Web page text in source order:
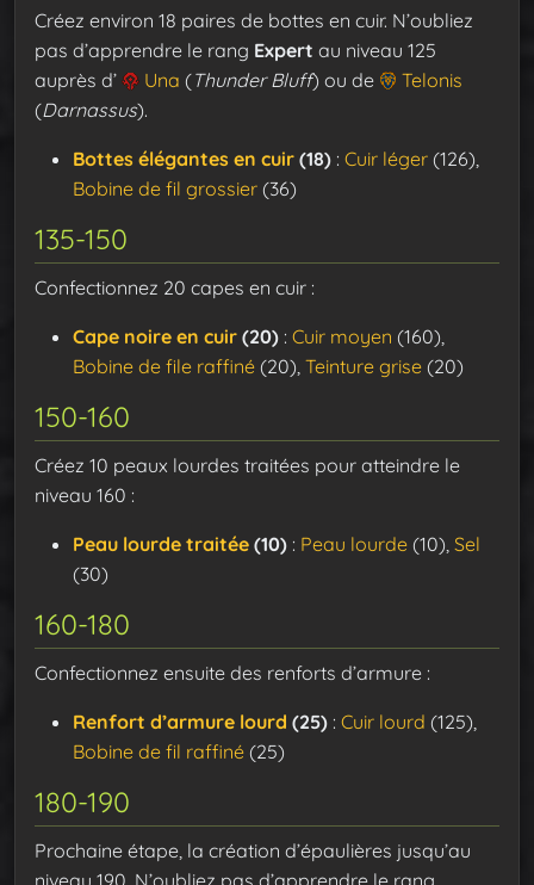
Créez environ 18 paires de bottes en cuir. N’oubliez
pas d’apprendre le rang Expert au niveau 125
auprès d’
Una (Thunder Bluff) ou de
Telonis
(Darnassus).
Bottes élégantes en cuir (18) : Cuir léger (126),
Bobine de fil grossier (36)
135-150
Confectionnez 20 capes en cuir :
Cape noire en cuir (20) : Cuir moyen (160),
Bobine de file raffiné (20), Teinture grise (20)
150-160
Créez 10 peaux lourdes traitées pour atteindre le
niveau 160 :
Peau lourde traitée (10) : Peau lourde (10), Sel
(30)
160-180
Confectionnez ensuite des renforts d’armure :
Renfort d’armure lourd (25) : Cuir lourd (125),
Bobine de fil raffiné (25)
180-190
Prochaine étape, la création d’épaulières jusqu’au
niveau 190. N’oubliez pas d’apprendre le rang